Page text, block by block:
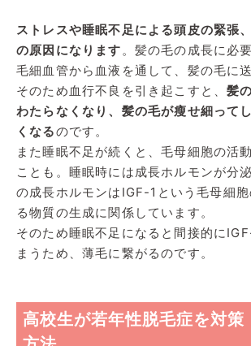
ストレスや睡眠不足による頭皮の緊張
の原因になります。髪の毛の成長に必
毛細血管から血液を通して、髪の毛に送
そのため血行不良を引き起こすと、髪
わたらなくなり、髪の毛が瘦せ細って
くなるのです。
また睡眠不足が続くと、毛母細胞の活
ことも。睡眠時には成長ホルモンが分
の成長ホルモンはIGF-1という毛母細
る物質の生成に関係しています。
そのため睡眠不足になると間接的に
まうため、薄毛に繋がるのです。
高校生が若年性脱毛症を対策